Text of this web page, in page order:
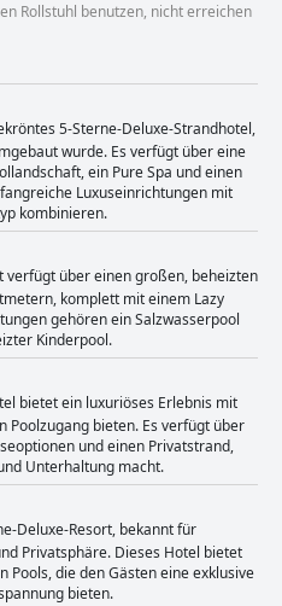
Rollstuhl benutzen, nicht erreichen
5-Sterne-Deluxe-Strandhotel,
wurde. Es verfügt über eine
ein Pure Spa und einen
Luxuseinrichtungen mit
kombinieren.
verfügt über einen großen, beheizten
komplett mit einem Lazy
gehören ein Salzwasserpool
Kinderpool.
bietet ein luxuriöses Erlebnis mit
Poolzugang bieten. Es verfügt über
und einen Privatstrand,
Unterhaltung macht.
Deluxe-Resort, bekannt für
Privatsphäre. Dieses Hotel bietet
Pools, die den Gästen eine exklusive
bieten.